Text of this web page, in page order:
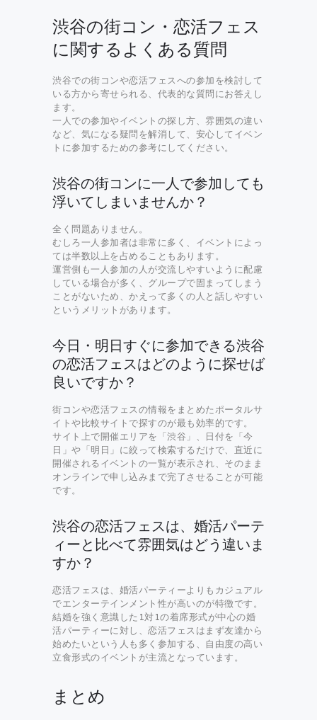
渋谷の街コン・恋活フェス
に関するよくある質問
渋谷での街コンや恋活フェスへの参加を検討して
いる方から寄せられる、代表的な質問にお答えし
ます。
一人での参加やイベントの探し方、雰囲気の違い
など、気になる疑問を解消して、安心してイベン
トに参加するための参考にしてください。
渋谷の街コンに一人で参加しても
浮いてしまいませんか？
全く問題ありません。
むしろ一人参加者は非常に多く、イベントによっ
ては半数以上を占めることもあります。
運営側も一人参加の人が交流しやすいように配慮
している場合が多く、グループで固まってしまう
ことがないため、かえって多くの人と話しやすい
というメリットがあります。
今日・明日すぐに参加できる渋谷
の恋活フェスはどのように探せば
良いですか？
街コンや恋活フェスの情報をまとめたポータルサ
イトや比較サイトで探すのが最も効率的です。
サイト上で開催エリアを「渋谷」、日付を「今
日」や「明日」に絞って検索するだけで、直近に
開催されるイベントの一覧が表示され、そのまま
オンラインで申し込みまで完了させることが可能
です。
渋谷の恋活フェスは、婚活パーテ
ィーと比べて雰囲気はどう違いま
すか？
恋活フェスは、婚活パーティーよりもカジュアル
でエンターテインメント性が高いのが特徴です。
結婚を強く意識した1対1の着席形式が中心の婚
活パーティーに対し、恋活フェスはまず友達から
始めたいという人も多く参加する、自由度の高い
立食形式のイベントが主流となっています。
まとめ